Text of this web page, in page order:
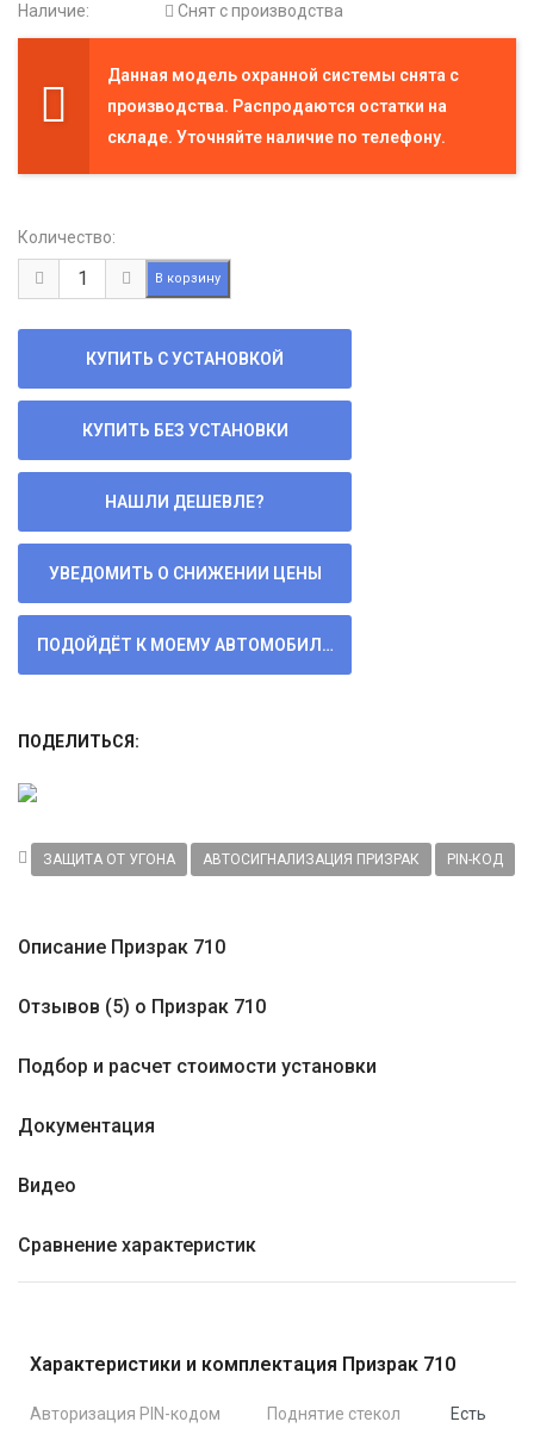
Наличие:
Снят с производства
Данная модель охранной системы снята с
производства. Распродаются остатки на
складе. Уточняйте наличие по телефону.
Количество:
ПОДЕЛИТЬСЯ:
ЗАЩИТА ОТ УГОНА АВТОСИГНАЛИЗАЦИЯ ПРИЗРАК PIN-КОД
Описание Призрак 710
Отзывов (5) о Призрак 710
Подбор и расчет стоимости установки
Документация
Видео
Сравнение характеристик
Характеристики и комплектация Призрак 710
Авторизация PIN-кодом Поднятие стекол Есть